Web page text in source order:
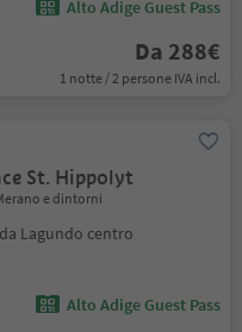
Alto Adige Guest Pass
Da 288€
1 notte / 2 persone IVA incl.
St. Hippolyt
e dintorni
da Lagundo centro
Alto Adige Guest Pass